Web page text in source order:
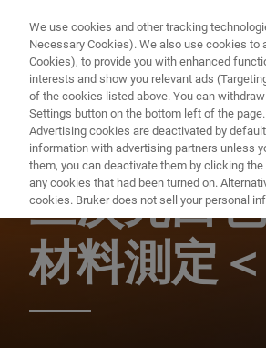
光学プロファイラー ウェビナー
三次元白
材料測定
We use cookies and other tracking
Necessary Cookies). We also use cookies
Cookies), to provide you with enhanced
interests and show you relevant ads
of the cookies listed above. You can
Settings button on the bottom left of the
Advertising cookies are deactivated by
information with advertising partners unless
them, you can deactivate them by clicking
any cookies that had been turned on.
cookies. Bruker does not sell your personal